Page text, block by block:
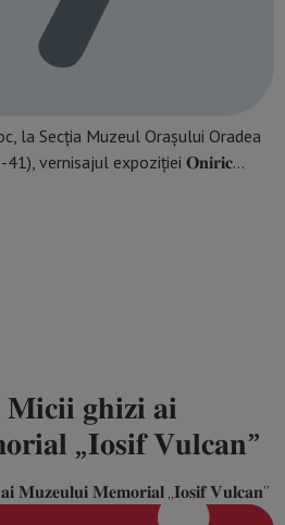
la Secția Muzeul Orașului Oradea
vernisajul expoziției 𝐎𝐧𝐢𝐫𝐢𝐜…
𝐠𝐡𝐢𝐳𝐢 𝐚𝐢
„𝐈𝐨𝐬𝐢𝐟 𝐕𝐮𝐥𝐜𝐚𝐧”
𝐌𝐮𝐳𝐞𝐮𝐥𝐮𝐢 𝐌𝐞𝐦𝐨𝐫𝐢𝐚𝐥 „𝐈𝐨𝐬𝐢𝐟 𝐕𝐮𝐥𝐜𝐚𝐧”